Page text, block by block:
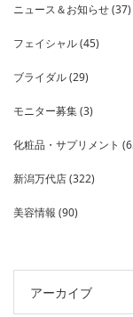
ニュース＆お知らせ(37)
フェイシャル(45)
ブライダル(29)
モニター募集(3)
化粧品・サプリメント
新潟万代店(322)
美容情報 (90)
アーカイブ